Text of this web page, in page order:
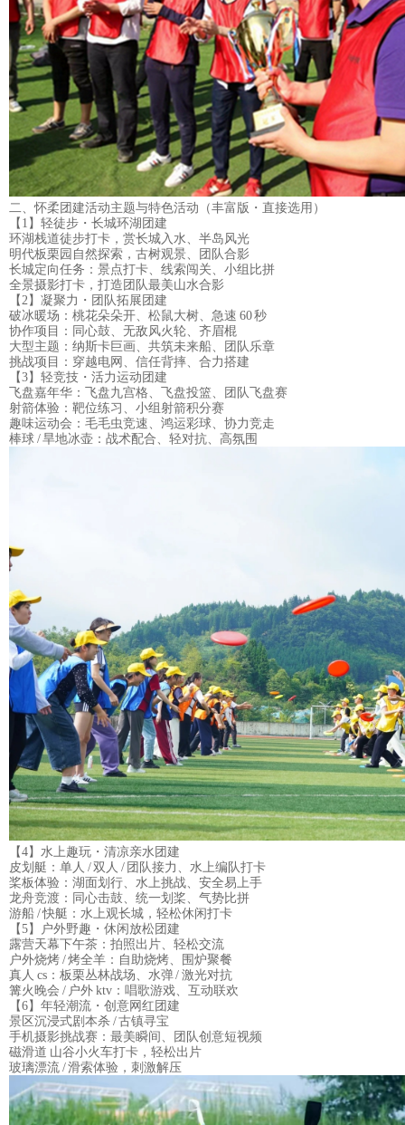
二、怀柔团建活动主题与特色活动（丰富版・直接选用）
【1】轻徒步・长城环湖团建
环湖栈道徒步打卡，赏长城入水、半岛风光
明代板栗园自然探索，古树观景、团队合影
长城定向任务：景点打卡、线索闯关、小组比拼
全景摄影打卡，打造团队最美山水合影
【2】凝聚力・团队拓展团建
破冰暖场：桃花朵朵开、松鼠大树、急速 60 秒
协作项目：同心鼓、无敌风火轮、齐眉棍
大型主题：纳斯卡巨画、共筑未来船、团队乐章
挑战项目：穿越电网、 信任背摔、合力搭建
【3】轻竞技・活力运动团建
飞盘嘉年华：飞盘九宫格、飞盘投篮、团队飞盘赛
射箭体验：靶位练习、小组射箭积分赛
趣味运动会 ：毛毛虫竞速、鸿运彩球、协力竞走
棒球 / 旱地冰壶：战术配合、轻对抗、高氛围
【4】水上趣玩・清凉亲水团建
皮划艇：单人 / 双人 / 团队接力、水上编队打卡
桨板体验：湖面划行、水上挑战、安全易上手
龙舟竞渡：同心击鼓、统一划桨、气势比拼
游船 / 快艇：水上观长城，轻松休闲打卡
【5】户外野趣・休闲放松团建
露营天幕下午茶：拍照出片、轻松交流
户外烧烤 / 烤全羊：自助烧烤、围炉聚餐
真人 cs：板栗丛林战场、水弹 / 激光对抗
篝火晚会 / 户外 ktv：唱歌游戏、互动联欢
【6】年轻潮流・创意网红团建
景区沉浸式剧本杀 / 古镇寻宝
手机摄影挑战赛：最美瞬间、团队创意短视频
磁滑道 山谷小火车打卡，轻松出片
玻璃漂流 / 滑索体验，刺激解压